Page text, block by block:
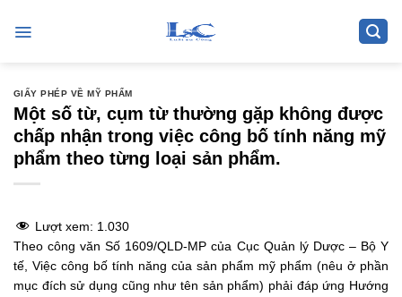
GIẤY PHÉP VỀ MỸ PHẨM
Một số từ, cụm từ thường gặp không được
chấp nhận trong việc công bố tính năng mỹ
phẩm theo từng loại sản phẩm.
Lượt xem: 1.030
Theo công văn Số 1609/QLD-MP của Cục Quản lý Dược – Bộ Y
tế, Việc công bố tính năng của sản phẩm mỹ phẩm (nêu ở phần
mục đích sử dụng cũng như tên sản phẩm) phải đáp ứng Hướng